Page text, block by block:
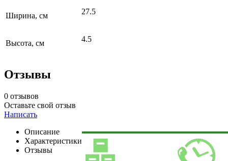
Ширина, см 27.5
Высота, см 4.5
Отзывы
0 отзывов
Оставьте свой отзыв
Написать
Описание
Характеристики
Отзывы